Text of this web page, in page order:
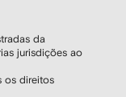
da
jurisdições ao
os direitos